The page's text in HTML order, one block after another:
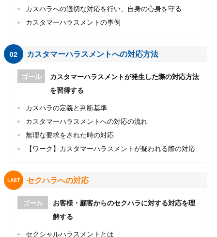
カスハラへの適切な対応を行い、自身の心身を守る
カスタマーハラスメントの事例
02 カスタマーハラスメントへの対応方法
ゴール
カスタマーハラスメントが発生した際の対応方法
を習得する
カスハラの定義と判断基準
カスタマーハラスメントへの対応の流れ
無理な要求をされた時の対応
【ワーク】カスタマーハラスメントが疑われる際の対応
LAST セクハラへの対応
ゴール
お客様・顧客からのセクハラに対する対応を理
解する
セクシャルハラスメントとは